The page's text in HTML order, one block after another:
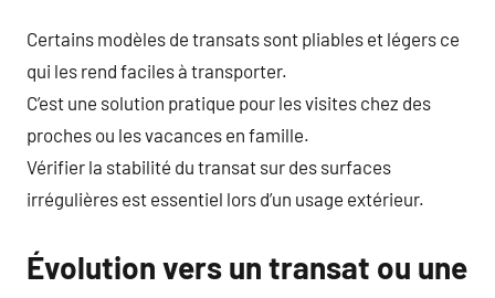
Certains modèles de transats sont pliables et légers ce
qui les rend faciles à transporter.
C’est une solution pratique pour les visites chez des
proches ou les vacances en famille.
Vérifier la stabilité du transat sur des surfaces
irrégulières est essentiel lors d’un usage extérieur.
Évolution vers un transat ou une